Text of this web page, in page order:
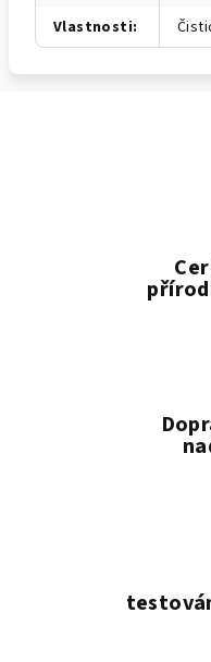
Vlastnosti: